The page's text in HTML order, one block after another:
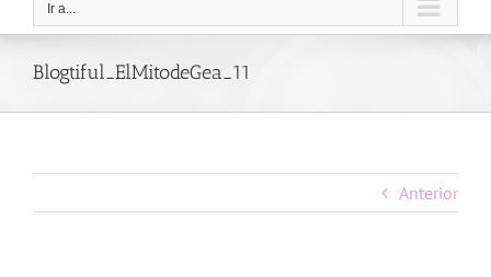
Ir a...
Blogtiful_ElMitodeGea_11
Anterior